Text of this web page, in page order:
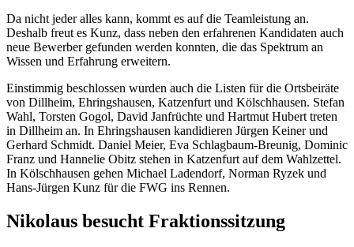
Da nicht jeder alles kann, kommt es auf die Teamleistung an.
Deshalb freut es Kunz, dass neben den erfahrenen Kandidaten auch
neue Bewerber gefunden werden konnten, die das Spektrum an
Wissen und Erfahrung erweitern.
Einstimmig beschlossen wurden auch die Listen für die Ortsbeiräte
von Dillheim, Ehringshausen, Katzenfurt und Kölschhausen. Stefan
Wahl, Torsten Gogol, David Janfrüchte und Hartmut Hubert treten
in Dillheim an. In Ehringshausen kandidieren Jürgen Keiner und
Gerhard Schmidt. Daniel Meier, Eva Schlagbaum-Breunig, Dominic
Franz und Hannelie Obitz stehen in Katzenfurt auf dem Wahlzettel.
In Kölschhausen gehen Michael Ladendorf, Norman Ryzek und
Hans-Jürgen Kunz für die FWG ins Rennen.
Nikolaus besucht Fraktionssitzung